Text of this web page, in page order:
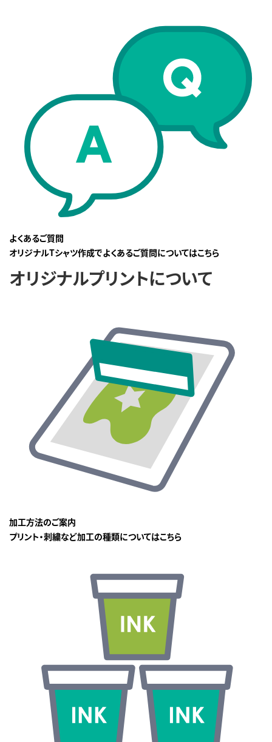
よくあるご質問
オリジナルTシャツ作成でよくあるご質問についてはこちら
オリジナルプリントについて
加工方法のご案内
プリント・刺繍など加工の種類についてはこちら